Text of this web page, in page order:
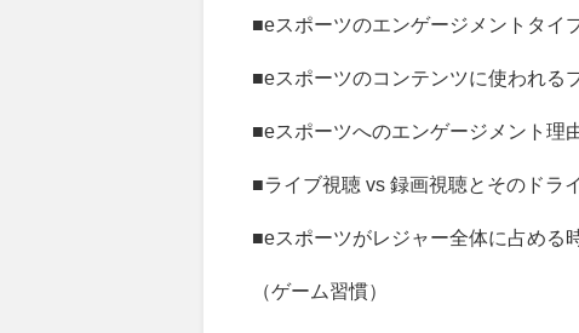
■eスポーツのエンゲージメントタイ
■eスポーツのコンテンツに使われる
■eスポーツへのエンゲージメント理
■ライブ視聴 vs 録画視聴とそのドラ
■eスポーツがレジャー全体に占め
（ゲーム習慣）